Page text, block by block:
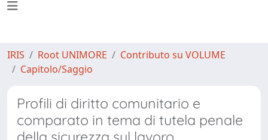
IRIS Root UNIMORE
Contributo su VOLUME
Capitolo/Saggio
Profili di diritto comunitario e
comparato in tema di tutela penale